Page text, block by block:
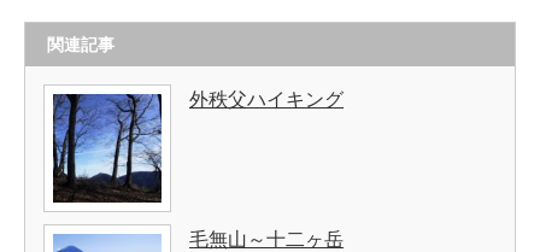
関連記事
外秩父ハイキング
毛無山～十二ヶ岳